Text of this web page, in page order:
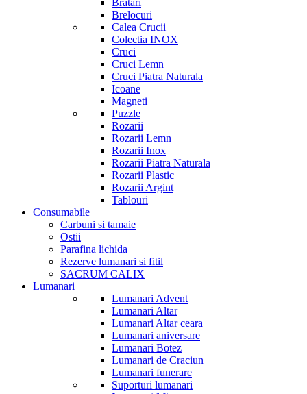
Bratari
Brelocuri
Calea Crucii
Colectia INOX
Cruci
Cruci Lemn
Cruci Piatra Naturala
Icoane
Magneti
Puzzle
Rozarii
Rozarii Lemn
Rozarii Inox
Rozarii Piatra Naturala
Rozarii Plastic
Rozarii Argint
Tablouri
Consumabile
Carbuni si tamaie
Ostii
Parafina lichida
Rezerve lumanari si fitil
SACRUM CALIX
Lumanari
Lumanari Advent
Lumanari Altar
Lumanari Altar ceara
Lumanari aniversare
Lumanari Botez
Lumanari de Craciun
Lumanari funerare
Suporturi lumanari